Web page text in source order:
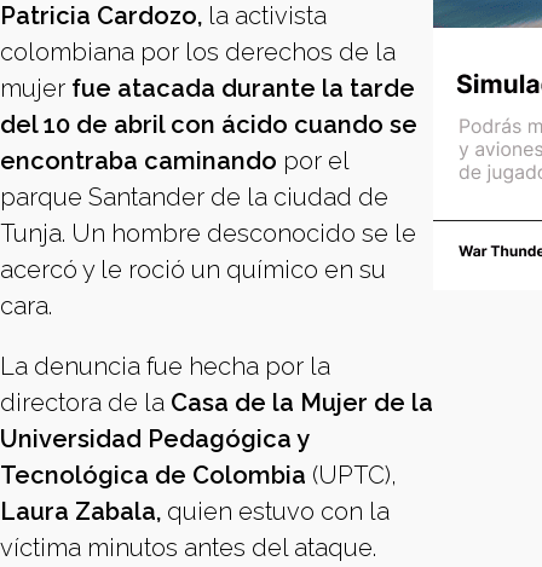
Patricia Cardozo, la activista
colombiana por los derechos de la
mujer fue atacada durante la tarde
del 10 de abril con ácido cuando se
encontraba caminando por el
parque Santander de la ciudad de
Tunja. Un hombre desconocido se le
acercó y le roció un químico en su
cara.
La denuncia fue hecha por la
directora de la Casa de la Mujer de la
Universidad Pedagógica y
Tecnológica de Colombia (UPTC),
Laura Zabala, quien estuvo con la
víctima minutos antes del ataque.